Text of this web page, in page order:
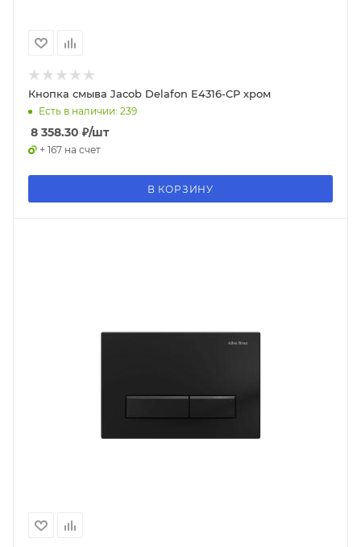
Кнопка смыва Jacob Delafon E4316-CP хром
Есть в наличии: 239
8 358.30 ₽/шт
+ 167 на счет
В КОРЗИНУ